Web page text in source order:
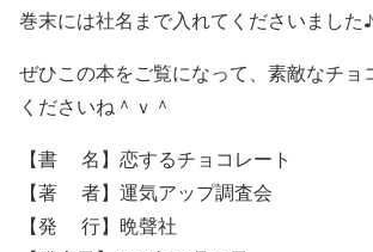
巻末には社名まで入れてくださいました♪
ぜひこの本をご覧になって、素敵なチョ
くださいね＾ｖ＾
【書 名】恋するチョコレート
【著 者】運気アップ調査会
【発 行】晩聲社